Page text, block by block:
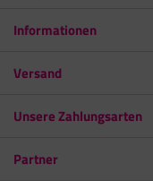
Informationen
Versand
Unsere Zahlungsarten
Partner